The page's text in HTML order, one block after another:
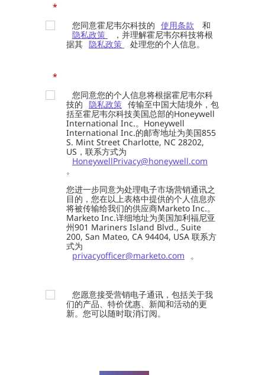
*
您同意霍尼韦尔科技的 使用条款
和
隐私政策
，并理解霍尼韦尔科技将根
据其 隐私政策 处理您的个人信息。
*
您同意您的个人信息将根据霍尼韦尔科
技的 隐私政策 传输至中国大陆境外，包
括至霍尼韦尔科技美国总部的Honeywell
International Inc.。Honeywell
International Inc.的邮寄地址为美国855
S. Mint Street Charlotte, NC 28202,
US，联系方式为
HoneywellPrivacy@honeywell.com
。
您进一步同意为处理电子市场营销通讯之
目的，您在以上表格中提供的个人信息亦
将被传输给我们的供应商Marketo Inc.。
Marketo Inc.详细地址为美国加利福尼亚
州901 Mariners Island Blvd., Suite
200, San Mateo, CA 94404, USA 联系方
式为
privacyofficer@marketo.com
。
您愿意接受营销电子通讯，包括关于我
们的产品、特价优惠、新闻和活动的更
新。您可以随时取消订阅。